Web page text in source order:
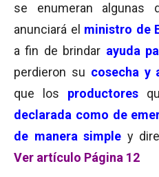
se enumeran algunas
anunciará el ministro de
a fin de brindar ayuda
perdieron su cosecha y
que los productores
declarada como de
de manera simple y
Ver artículo Página 12